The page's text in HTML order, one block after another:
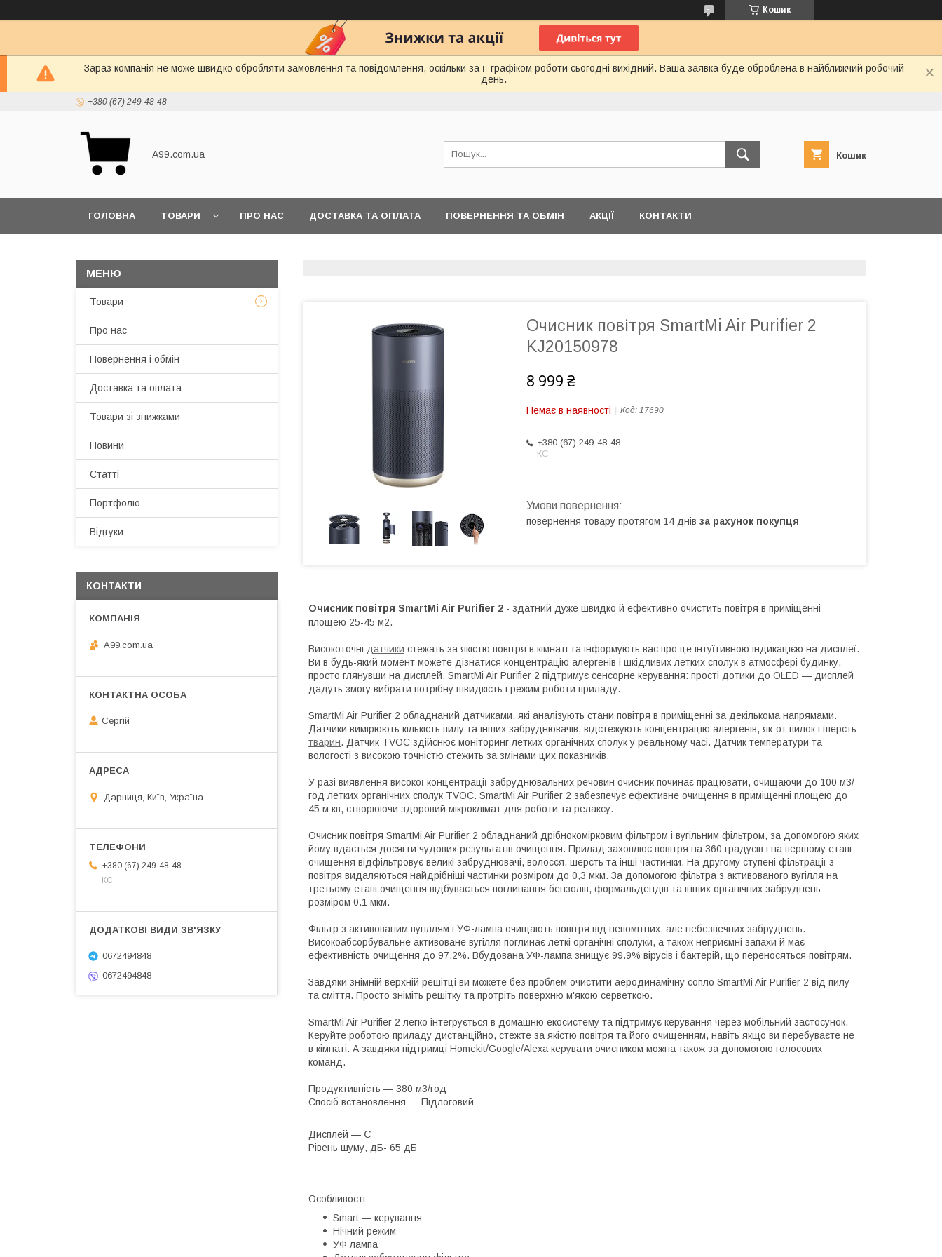
Кошик
Зараз компанія не може швидко обробляти замовлення та повідомлення, оскільки за її графіком роботи сьогодні вихідний. Ваша заявка буде оброблена в найближчий робочий
день.
+380 (67) 249-48-48
A99.com.ua Кошик
ГОЛОВНА ТОВАРИ ПРО НАС ДОСТАВКА ТА ОПЛАТА ПОВЕРНЕННЯ ТА ОБМІН АКЦІЇ КОНТАКТИ
Очисник повітря SmartMi Air Purifier 2
KJ20150978
8 999 ₴
Немає в наявності Код: 17690
+380 (67) 249-48-48
КС
повернення товару протягом 14 днів за рахунок покупця
Очисник повітря SmartMi Air Purifier 2 - здатний дуже швидко й ефективно очистить повітря в приміщенні
площею 25-45 м2.
Високоточні датчики стежать за якістю повітря в кімнаті та інформують вас про це інтуїтивною індикацією на дисплеї.
Ви в будь-який момент можете дізнатися концентрацію алергенів і шкідливих летких сполук в атмосфері будинку,
просто глянувши на дисплей. SmartMi Air Purifier 2 підтримує сенсорне керування: прості дотики до OLED — дисплей
дадуть змогу вибрати потрібну швидкість і режим роботи приладу.
SmartMi Air Purifier 2 обладнаний датчиками, які аналізують стани повітря в приміщенні за декількома напрямами.
Датчики вимірюють кількість пилу та інших забруднювачів, відстежують концентрацію алергенів, як-от пилок і шерсть
тварин. Датчик TVOC здійснює моніторинг летких органічних сполук у реальному часі. Датчик температури та
вологості з високою точністю стежить за змінами цих показників.
У разі виявлення високої концентрації забруднювальних речовин очисник починає працювати, очищаючи до 100 м3/
год летких органічних сполук TVOC. SmartMi Air Purifier 2 забезпечує ефективне очищення в приміщенні площею до
45 м кв, створюючи здоровий мікроклімат для роботи та релаксу.
Очисник повітря SmartMi Air Purifier 2 обладнаний дрібнокомірковим фільтром і вугільним фільтром, за допомогою яких
йому вдається досягти чудових результатів очищення. Прилад захоплює повітря на 360 градусів і на першому етапі
очищення відфільтровує великі забруднювачі, волосся, шерсть та інші частинки. На другому ступені фільтрації з
повітря видаляються найдрібніші частинки розміром до 0,3 мкм. За допомогою фільтра з активованого вугілля на
третьому етапі очищення відбувається поглинання бензолів, формальдегідів та інших органічних забруднень
розміром 0.1 мкм.
Фільтр з активованим вугіллям і УФ-лампа очищають повітря від непомітних, але небезпечних забруднень.
Високоабсорбувальне активоване вугілля поглинає леткі органічні сполуки, а також неприємні запахи й має
ефективність очищення до 97.2%. Вбудована УФ-лампа знищує 99.9% вірусів і бактерій, що переносяться повітрям.
Завдяки знімній верхній решітці ви можете без проблем очистити аеродинамічну сопло SmartMi Air Purifier 2 від пилу
та сміття. Просто зніміть решітку та протріть поверхню м'якою серветкою.
SmartMi Air Purifier 2 легко інтегрується в домашню екосистему та підтримує керування через мобільний застосунок.
Керуйте роботою приладу дистанційно, стежте за якістю повітря та його очищенням, навіть якщо ви перебуваєте не
в кімнаті. А завдяки підтримці Homekit/Google/Alexa керувати очисником можна також за допомогою голосових
команд.
Продуктивність — 380 м3/год
Спосіб встановлення — Підлоговий
Дисплей — Є
Рівень шуму, дБ- 65 дБ
Особливості:
Smart — керування
Нічний режим
УФ лампа
Товари
Про нас
Повернення і обмін
Доставка та оплата
Товари зі знижками
Новини
Статті
Портфоліо
Відгуки
КОНТАКТИ
A99.com.ua
Сергій
Дарниця, Київ, Україна
+380 (67) 249-48-48
КС
0672494848
0672494848